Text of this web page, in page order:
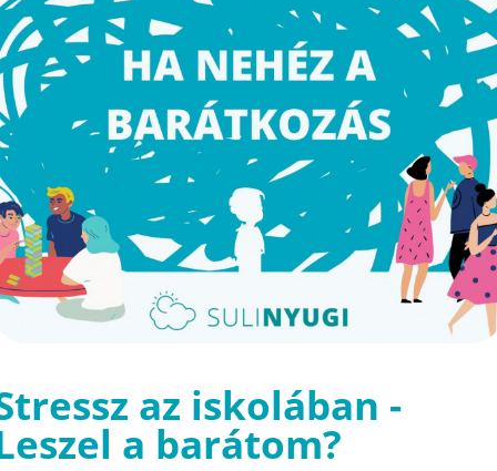
az iskolában -
a barátom?